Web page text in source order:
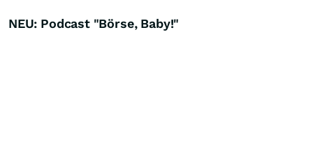
NEU: Podcast "Börse, Baby!"